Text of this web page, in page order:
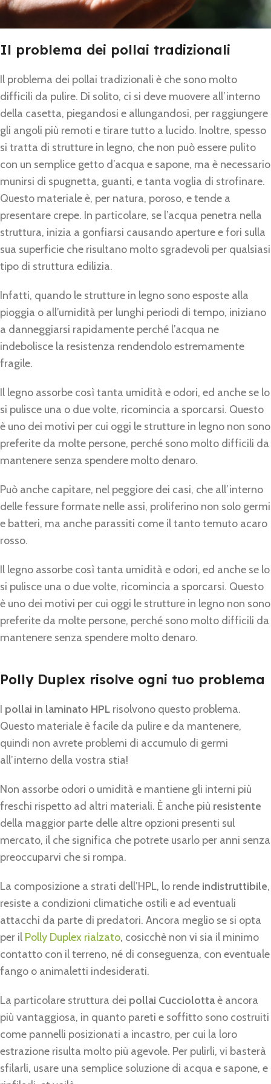
Il problema dei pollai tradizionali
Il problema dei pollai tradizionali è che sono molto
difficili da pulire. Di solito, ci si deve muovere all’interno
della casetta, piegandosi e allungandosi, per raggiungere
gli angoli più remoti e tirare tutto a lucido. Inoltre, spesso
si tratta di strutture in legno, che non può essere pulito
con un semplice getto d’acqua e sapone, ma è necessario
munirsi di spugnetta, guanti, e tanta voglia di strofinare.
Questo materiale è, per natura, poroso, e tende a
presentare crepe. In particolare, se l’acqua penetra nella
struttura, inizia a gonfiarsi causando aperture e fori sulla
sua superficie che risultano molto sgradevoli per qualsiasi
tipo di struttura edilizia.
Infatti, quando le strutture in legno sono esposte alla
pioggia o all’umidità per lunghi periodi di tempo, iniziano
a danneggiarsi rapidamente perché l’acqua ne
indebolisce la resistenza rendendolo estremamente
fragile.
Il legno assorbe così tanta umidità e odori, ed anche se lo
si pulisce una o due volte, ricomincia a sporcarsi. Questo
è uno dei motivi per cui oggi le strutture in legno non sono
preferite da molte persone, perché sono molto difficili da
mantenere senza spendere molto denaro.
Può anche capitare, nel peggiore dei casi, che all’interno
delle fessure formate nelle assi, proliferino non solo germi
e batteri, ma anche parassiti come il tanto temuto acaro
rosso.
Il legno assorbe così tanta umidità e odori, ed anche se lo
si pulisce una o due volte, ricomincia a sporcarsi. Questo
è uno dei motivi per cui oggi le strutture in legno non sono
preferite da molte persone, perché sono molto difficili da
mantenere senza spendere molto denaro.
Polly Duplex risolve ogni tuo problema
I pollai in laminato HPL risolvono questo problema.
Questo materiale è facile da pulire e da mantenere,
quindi non avrete problemi di accumulo di germi
all’interno della vostra stia!
Non assorbe odori o umidità e mantiene gli interni più
freschi rispetto ad altri materiali. È anche più resistente
della maggior parte delle altre opzioni presenti sul
mercato, il che significa che potrete usarlo per anni senza
preoccuparvi che si rompa.
La composizione a strati dell’HPL, lo rende indistruttibile,
resiste a condizioni climatiche ostili e ad eventuali
attacchi da parte di predatori. Ancora meglio se si opta
per il Polly Duplex rialzato, cosicchè non vi sia il minimo
contatto con il terreno, né di conseguenza, con eventuale
fango o animaletti indesiderati.
La particolare struttura dei pollai Cucciolottaè ancora
più vantaggiosa, in quanto pareti e soffitto sono costruiti
come pannelli posizionati a incastro, per cui la loro
estrazione risulta molto più agevole. Per pulirli, vi basterà
sfilarli, usare una semplice soluzione di acqua e sapone, e